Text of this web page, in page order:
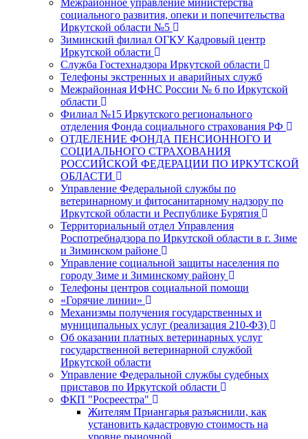
социального развития, опеки и попечительства
Иркутской области №5
Зиминский филиал ОГКУ Кадровый центр
Иркутской области
Служба Гостехнадзора Иркутской области
Телефоны экстренных и аварийных служб
Межрайонная ИФНС России № 6 по Иркутской
области
Филиал №15 Иркутского регионального
отделения Фонда социального страхования РФ
ОТДЕЛЕНИЕ ФОНДА ПЕНСИОННОГО И
СОЦИАЛЬНОГО СТРАХОВАНИЯ
РОССИЙСКОЙ ФЕДЕРАЦИИ ПО ИРКУТСКОЙ
ОБЛАСТИ
Управление Федеральной службы по
ветеринарному и фитосанитарному надзору по
Иркутской области и Республике Бурятия
Территориальный отдел Управления
Роспотребнадзора по Иркутской области в г. Зиме
и Зиминском районе
Управление социальной защиты населения по
городу Зиме и Зиминскому району
Телефоны центров социальной помощи
«Горячие линии»
Механизмы получения государственных и
муниципальных услуг (реализация 210-ФЗ)
Об оказании платных ветеринарных услуг
государственной ветеринарной службой
Иркутской области
Управление Федеральной службы судебных
приставов по Иркутской области
ФКП "Росреестра"
Жителям Приангарья разъяснили, как
установить кадастровую стоимость на
уровне рыночной